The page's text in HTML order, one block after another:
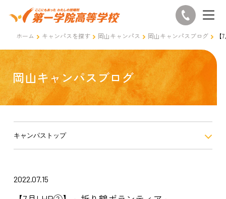
ホーム キャンパスを探す 岡山キャンパス 岡山キャンパスブログ
岡山キャンパスブログ
キャンパストップ
2022.07.15